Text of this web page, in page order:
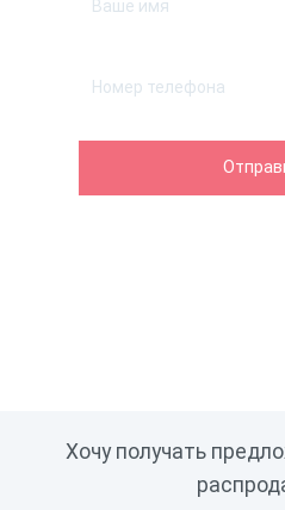
Хочу получать